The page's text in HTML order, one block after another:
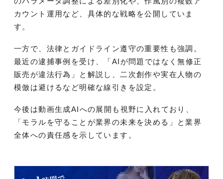
カウント運用など、具体的な戦略を公開していま
す。
一方で、法律とガイドライン遵守の重要性も強調。
最近の逮捕事例を受け、「AIが問題ではなく無修正
販売が違法行為」と解説し、二次創作や実在人物の
模倣は避けるなど明確な線引きを設定。
今後は動画生成AIへの展開も視野に入れており、
「モラルを守ることが業界の未来を決める」と業界
全体への責任感を示しています。